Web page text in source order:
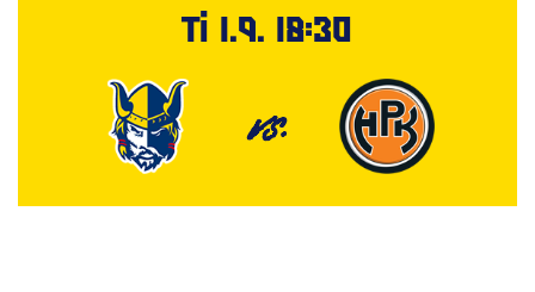
Ti 1.9. 18:30
VS.